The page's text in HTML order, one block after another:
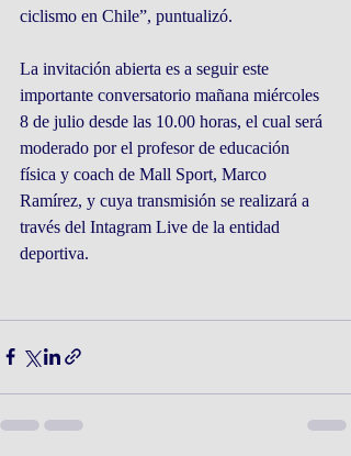
ciclismo en Chile”, puntualizó.
La invitación abierta es a seguir este
importante conversatorio mañana miércoles
8 de julio desde las 10.00 horas, el cual será
moderado por el profesor de educación
física y coach de Mall Sport, Marco
Ramírez, y cuya transmisión se realizará a
través del Intagram Live de la entidad
deportiva.